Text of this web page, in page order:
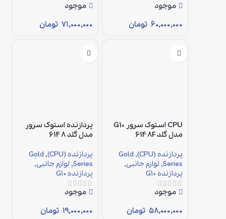
موجود
۶۰,۰۰۰,۰۰۰ تومان
موجود
۷۱,۰۰۰,۰۰۰ تومان
CPU استوک سرور G10
مدل گلد 6148F
پردازنده (CPU)
,
Gold
Series
, لوازم جانبی,
پردازنده G10
موجود
۵۸,۰۰۰,۰۰۰ تومان
پردازنده استوک سرور
مدل گلد 6148
پردازنده (CPU)
,
Gold
Series
, لوازم جانبی,
پردازنده G10
موجود
۱۹,۰۰۰,۰۰۰ تومان